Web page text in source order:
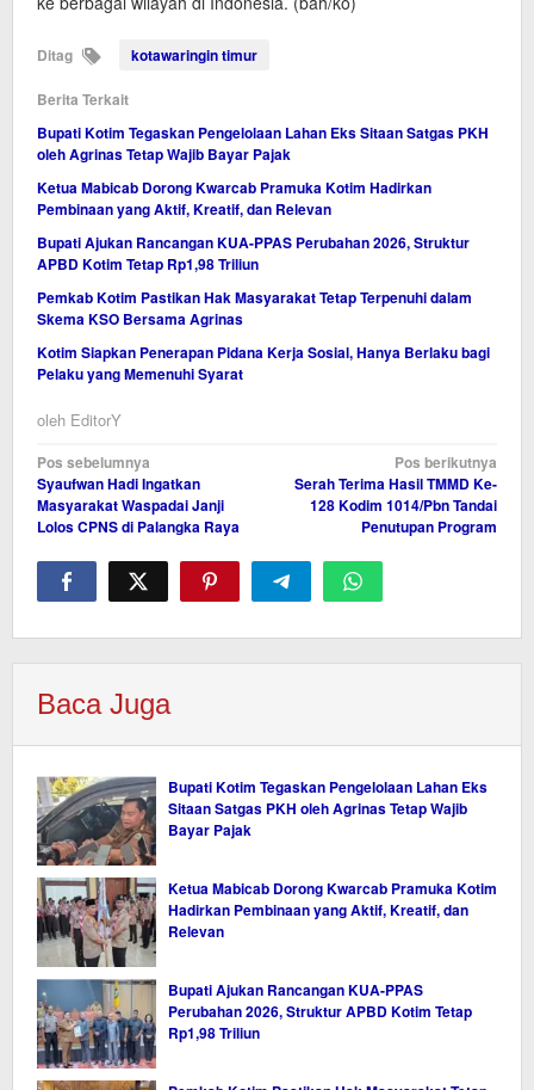
Ditag kotawaringin timur
Berita Terkait
Bupati Kotim Tegaskan Pengelolaan Lahan Eks Sitaan Satgas PKH
oleh Agrinas Tetap Wajib Bayar Pajak
Ketua Mabicab Dorong Kwarcab Pramuka Kotim Hadirkan
Pembinaan yang Aktif, Kreatif, dan Relevan
Bupati Ajukan Rancangan KUA-PPAS Perubahan 2026, Struktur
APBD Kotim Tetap Rp1,98 Triliun
Pemkab Kotim Pastikan Hak Masyarakat Tetap Terpenuhi dalam
Skema KSO Bersama Agrinas
Kotim Siapkan Penerapan Pidana Kerja Sosial, Hanya Berlaku bagi
Pelaku yang Memenuhi Syarat
oleh EditorY
Navigasi
pos
Pos sebelumnya
Syaufwan Hadi Ingatkan
Masyarakat Waspadai Janji
Lolos CPNS di Palangka Raya
Pos berikutnya
Serah Terima Hasil TMMD Ke-
128 Kodim 1014/Pbn Tandai
Penutupan Program
Baca Juga
Bupati Kotim Tegaskan Pengelolaan Lahan Eks
Sitaan Satgas PKH oleh Agrinas Tetap Wajib
Bayar Pajak
Ketua Mabicab Dorong Kwarcab Pramuka Kotim
Hadirkan Pembinaan yang Aktif, Kreatif, dan
Relevan
Bupati Ajukan Rancangan KUA-PPAS
Perubahan 2026, Struktur APBD Kotim Tetap
Rp1,98 Triliun